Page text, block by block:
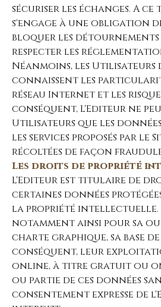
sécuriser les échanges. A
s'engage à une obligation
bloquer les détournements
respecter les
Néanmoins, les Utilisateurs
connaissent les
réseau Internet et les
conséquent, L'Editeur ne
Utilisateurs que les
les services proposés par le
récoltées de façon
Les droits de propriété
L'Editeur est titulaire de
certaines données
la propriété intellectuelle.
notamment ainsi pour sa ou
charte graphique, sa base
conséquent, leur
online, à titre gratuit ou
ou partie de ces données
consentement expresse de